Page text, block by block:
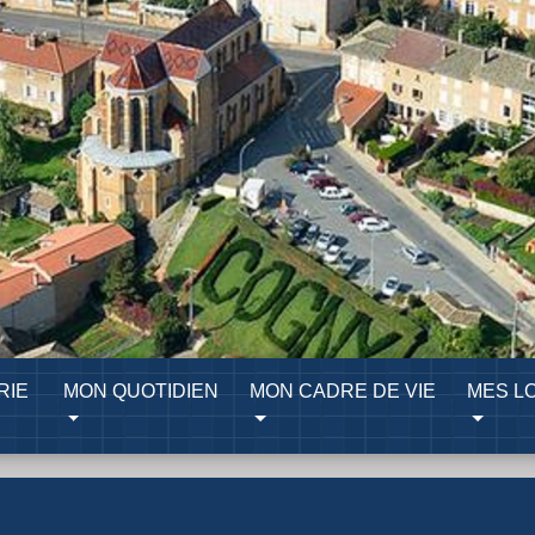
MON QUOTIDIEN MON CADRE DE VIE MES